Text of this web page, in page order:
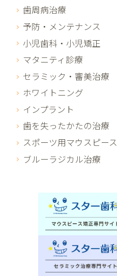
歯周病治療
予防・メンテナンス
小児歯科・小児矯正
マタニティ診療
セラミック・審美治療
ホワイトニング
インプラント
歯を失ったかたの治療
スポーツ用マウスピース
ブルーラジカル治療